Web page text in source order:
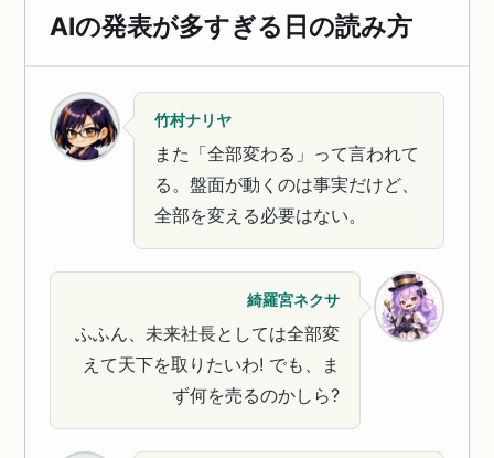
AIの発表が多すぎる日の読み方
竹村ナリヤ
また「全部変わる」って言われて
る。盤面が動くのは事実だけど、
全部を変える必要はない。
綺羅宮ネクサ
ふふん、未来社長としては全部変
えて天下を取りたいわ! でも、ま
ず何を売るのかしら?